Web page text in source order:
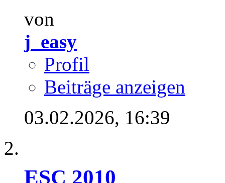
von
j_easy
Profil
Beiträge anzeigen
03.02.2026, 16:39
ESC 2010